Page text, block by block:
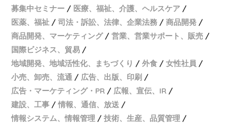
募集中セミナー
医療、福祉、介護、ヘルスケア
医薬、福祉
司法・訴訟、法律、企業法務
商品開発
商品開発、マーケティング
営業、営業サポート、販売
国際ビジネス、貿易
地域開発、地域活性化、まちづくり
外食
女性社員
小売、卸売、流通
広告、出版、印刷
広告・マーケティング・PR
広報、宣伝、IR
建設、工事
情報、通信、放送
情報システム、情報管理
技術、生産、品質管理